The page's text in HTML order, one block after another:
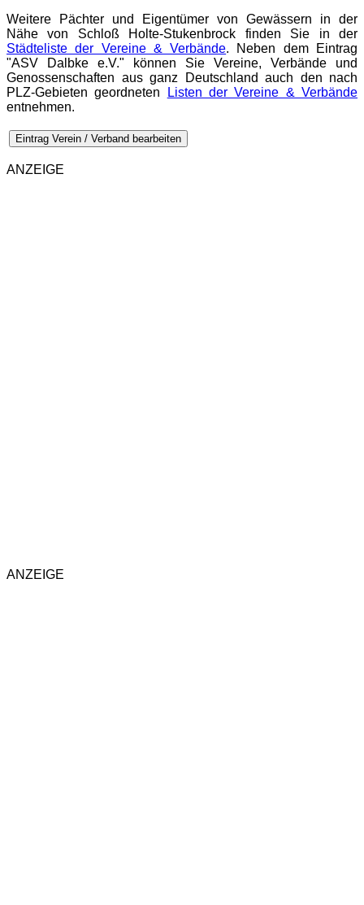
Weitere Pächter und Eigentümer von Gewässern in der
Nähe von Schloß Holte-Stukenbrock finden Sie in der
Städteliste der Vereine & Verbände. Neben dem Eintrag
"ASV Dalbke e.V." können Sie Vereine, Verbände und
Genossenschaften aus ganz Deutschland auch den nach
PLZ-Gebieten geordneten
Listen der Vereine & Verbände
entnehmen.
Eintrag Verein / Verband bearbeiten
ANZEIGE
ANZEIGE